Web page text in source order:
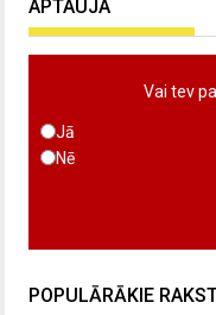
APTAUJA
Vai tev
Jā
Nē
POPULĀRĀKIE